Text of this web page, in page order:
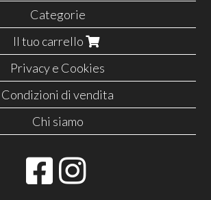
Categorie
Il tuo carrello
Privacy e Cookies
Condizioni di vendita
Chi siamo